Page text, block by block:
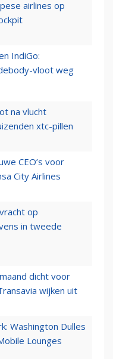
airlines op
IndiGo:
vloot weg
na vlucht
xtc-pillen
CEO’s voor
City Airlines
op
in tweede
dicht voor
wijken uit
Washington Dulles
Lounges